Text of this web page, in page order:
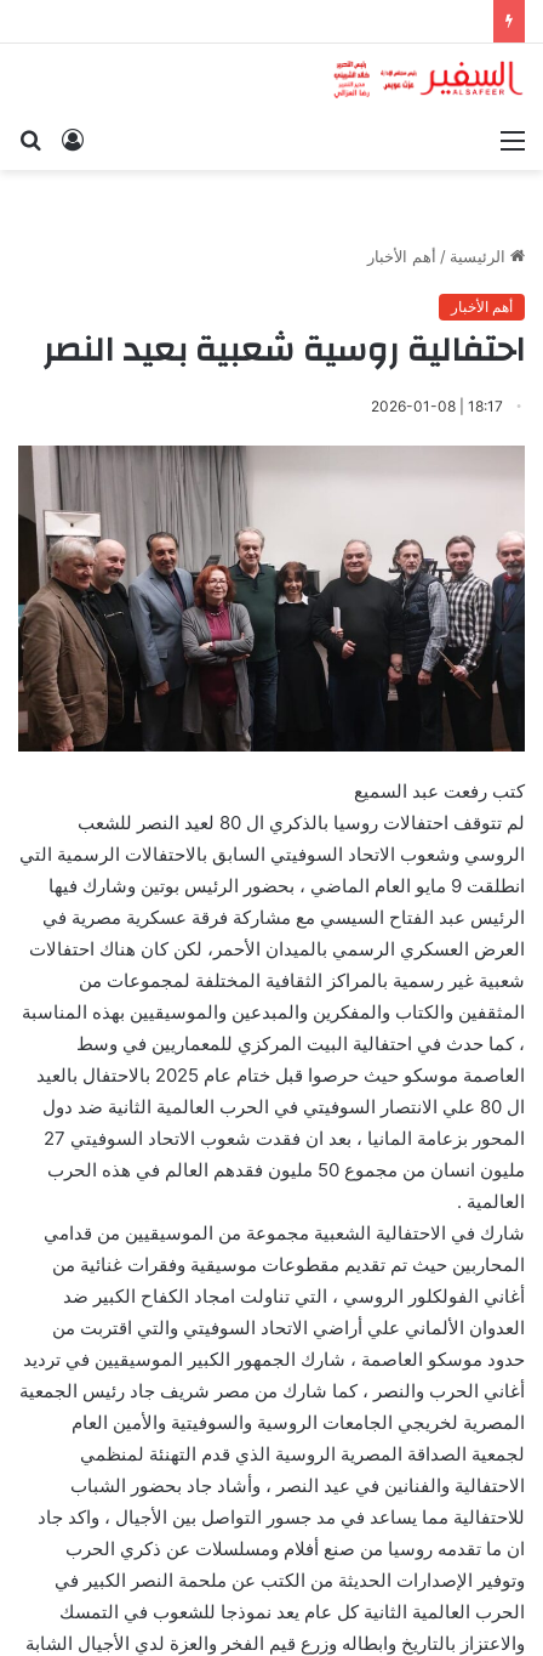
تسجيل
الرئيسية / أهم الأخبار
أهم الأخبار
احتفالية روسية شعبية بعيد النصر
كتب رفعت عبد السميع
لم تتوقف احتفالات روسيا بالذكري ال 80 لعيد النصر للشعب
الروسي وشعوب الاتحاد السوفيتي السابق بالاحتفالات الرسمية التي
انطلقت 9 مايو العام الماضي ، بحضور الرئيس بوتين وشارك فيها
الرئيس عبد الفتاح السيسي مع مشاركة فرقة عسكرية مصرية في
العرض العسكري الرسمي بالميدان الأحمر، لكن كان هناك احتفالات
شعبية غير رسمية بالمراكز الثقافية المختلفة لمجموعات من
المثقفين والكتاب والمفكرين والمبدعين والموسيقيين بهذه المناسبة
، كما حدث في احتفالية البيت المركزي للمعماريين في وسط
العاصمة موسكو حيث حرصوا قبل ختام عام 2025 بالاحتفال بالعيد
ال 80 علي الانتصار السوفيتي في الحرب العالمية الثانية ضد دول
المحور بزعامة المانيا ، بعد ان فقدت شعوب الاتحاد السوفيتي 27
مليون انسان من مجموع 50 مليون فقدهم العالم في هذه الحرب
العالمية .
شارك في الاحتفالية الشعبية مجموعة من الموسيقيين من قدامي
المحاربين حيث تم تقديم مقطوعات موسيقية وفقرات غنائية من
أغاني الفولكلور الروسي ، التي تناولت امجاد الكفاح الكبير ضد
العدوان الألماني علي أراضي الاتحاد السوفيتي والتي اقتربت من
حدود موسكو العاصمة ، شارك الجمهور الكبير الموسيقيين في ترديد
أغاني الحرب والنصر ، كما شارك من مصر شريف جاد رئيس الجمعية
المصرية لخريجي الجامعات الروسية والسوفيتية والأمين العام
لجمعية الصداقة المصرية الروسية الذي قدم التهنئة لمنظمي
الاحتفالية والفنانين في عيد النصر ، وأشاد جاد بحضور الشباب
للاحتفالية مما يساعد في مد جسور التواصل بين الأجيال ، واكد جاد
ان ما تقدمه روسيا من صنع أفلام ومسلسلات عن ذكري الحرب
وتوفير الإصدارات الحديثة من الكتب عن ملحمة النصر الكبير في
الحرب العالمية الثانية كل عام يعد نموذجا للشعوب في التمسك
والاعتزاز بالتاريخ وابطاله وزرع قيم الفخر والعزة لدي الأجيال الشابة